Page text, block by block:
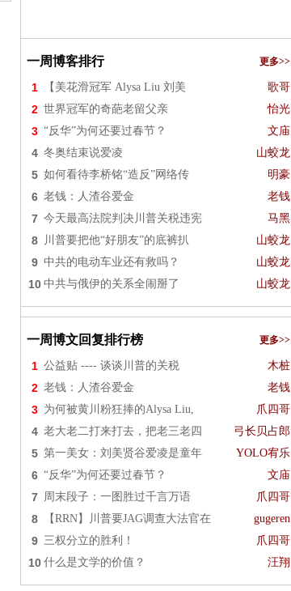
一周博客排行 更多>>
1 【美花滑冠军 Alysa Liu 刘美 歌哥
2 世界冠军的奇葩老留父亲 怡光
3 “反华”为何还要过春节？ 文庙
4 冬奥结束说爱凌 山蛟龙
5 如何看待李桥铭“造反”网络传 明豪
6 老钱：人渣谷爱金 老钱
7 今天最高法院判决川普关税违宪 马黑
8 川普要把他“好朋友”的底裤扒 山蛟龙
9 中共的电动车业还有救吗？ 山蛟龙
10 中共与俄伊的关系全闹掰了 山蛟龙
一周博文回复排行榜 更多>>
1 公益贴 ---- 谈谈川普的关税 木桩
2 老钱：人渣谷爱金 老钱
3 为何被黄川粉狂捧的Alysa Liu, 爪四哥
4 老大老二打来打去，把老三老四 弓长贝占郎
5 第一美女：刘美贤谷爱凌是童年 YOLO宥乐
6 “反华”为何还要过春节？ 文庙
7 周末段子：一图胜过千言万语 爪四哥
8 【RRN】川普要JAG调查大法官在 gugeren
9 三权分立的胜利！ 爪四哥
10 什么是文学的价值？ 汪翔